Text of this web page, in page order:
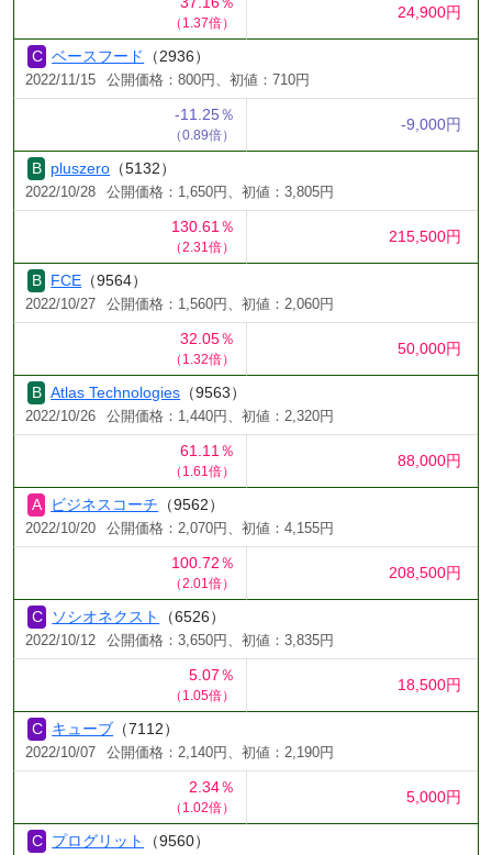
（1.37倍）
24,900円
ベースフード （2936）
2022/11/15 公開価格：800円、初値：710円
-11.25％
（0.89倍）
-9,000円
pluszero （5132）
2022/10/28 公開価格：1,650円、初値：3,805円
130.61％
（2.31倍）
215,500円
FCE （9564）
2022/10/27 公開価格：1,560円、初値：2,060円
32.05％
（1.32倍）
50,000円
Atlas Technologies （9563）
2022/10/26 公開価格：1,440円、初値：2,320円
61.11％
（1.61倍）
88,000円
ビジネスコーチ （9562）
2022/10/20 公開価格：2,070円、初値：4,155円
100.72％
（2.01倍）
208,500円
ソシオネクスト （6526）
2022/10/12 公開価格：3,650円、初値：3,835円
5.07％
（1.05倍）
18,500円
キューブ （7112）
2022/10/07 公開価格：2,140円、初値：2,190円
2.34％
（1.02倍）
5,000円
プログリット （9560）